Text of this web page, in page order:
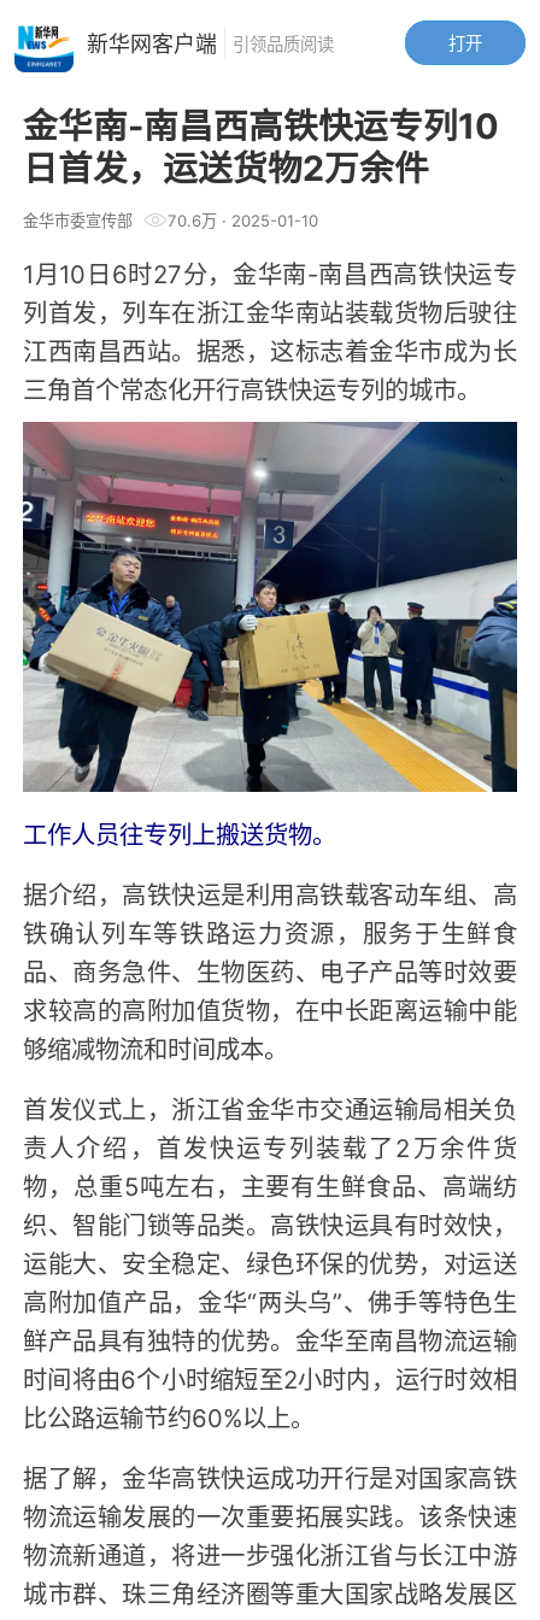
金华南-南昌西高铁快运专列10
日首发，运送货物2万余件
金华市委宣传部 70.6万· 2025-01-10
1月10日6时27分，金华南-南昌西高铁快运专
列首发，列车在浙江金华南站装载货物后驶往
江西南昌西站。据悉，这标志着金华市成为长
三角首个常态化开行高铁快运专列的城市。
工作人员往专列上搬送货物。
据介绍，高铁快运是利用高铁载客动车组、高
铁确认列车等铁路运力资源，服务于生鲜食
品、商务急件、生物医药、电子产品等时效要
求较高的高附加值货物，在中长距离运输中能
够缩减物流和时间成本。
首发仪式上，浙江省金华市交通运输局相关负
责人介绍，首发快运专列装载了2万余件货
物，总重5吨左右，主要有生鲜食品、高端纺
织、智能门锁等品类。高铁快运具有时效快，
运能大、安全稳定、绿色环保的优势，对运送
高附加值产品，金华“两头乌”、佛手等特色生
鲜产品具有独特的优势。金华至南昌物流运输
时间将由6个小时缩短至2小时内，运行时效相
比公路运输节约60%以上。
据了解，金华高铁快运成功开行是对国家高铁
物流运输发展的一次重要拓展实践。该条快速
物流新通道，将进一步强化浙江省与长江中游
城市群、珠三角经济圈等重大国家战略发展区
打开
新华网客户端 引领品质阅读